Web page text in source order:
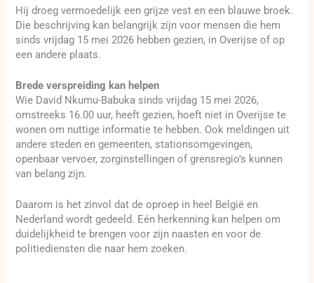
Hij droeg vermoedelijk een grijze vest en een blauwe broek.
Die beschrijving kan belangrijk zijn voor mensen die hem
sinds vrijdag 15 mei 2026 hebben gezien, in Overijse of op
een andere plaats.
Brede verspreiding kan helpen
Wie David Nkumu-Babuka sinds vrijdag 15 mei 2026,
omstreeks 16.00 uur, heeft gezien, hoeft niet in Overijse te
wonen om nuttige informatie te hebben. Ook meldingen uit
andere steden en gemeenten, stationsomgevingen,
openbaar vervoer, zorginstellingen of grensregio’s kunnen
van belang zijn.
Daarom is het zinvol dat de oproep in heel België en
Nederland wordt gedeeld. Eén herkenning kan helpen om
duidelijkheid te brengen voor zijn naasten en voor de
politiediensten die naar hem zoeken.